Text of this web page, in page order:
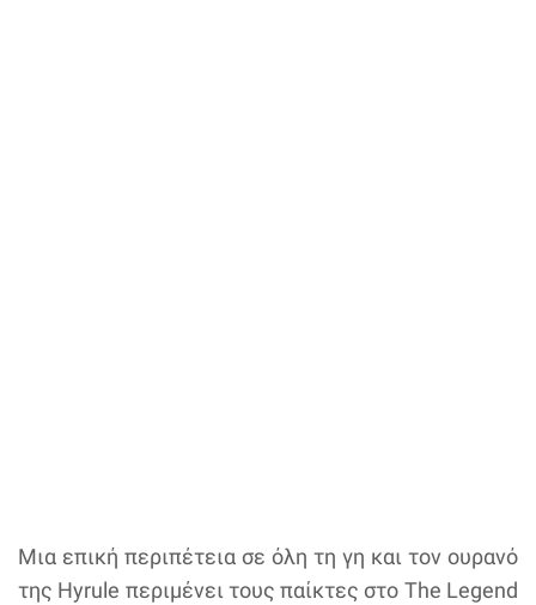
Μια επική περιπέτεια σε όλη τη γη και τον ουρανό
της Hyrule περιμένει τους παίκτες στο The Legend